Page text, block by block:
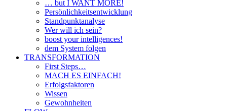
… but I WANT MORE!
Persönlichkeitsentwicklung
Standpunktanalyse
Wer will ich sein?
boost your intelligences!
dem System folgen
TRANSFORMATION
First Steps…
MACH ES EINFACH!
Erfolgsfaktoren
Wissen
Gewohnheiten